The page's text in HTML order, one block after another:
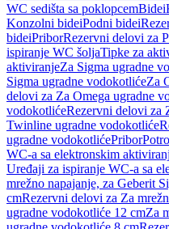
WC sedišta sa poklopcemBidei
Konzolni bideiPodni bidei
bideiPriborRezervni delovi za
ispiranje WC šoljaTipke za
aktiviranjeZa Sigma ugradne
Sigma ugradne vodokotlićeZa
delovi za Za Omega ugradne
vodokotlićeRezervni delovi za
Twinline ugradne vodokotliće
ugradne vodokotlićePribor
WC-a sa elektronskim
Uređaji za ispiranje WC-a sa
mrežno napajanje, za Geberit
cmRezervni delovi za Za
ugradne vodokotliće 12 cmZa